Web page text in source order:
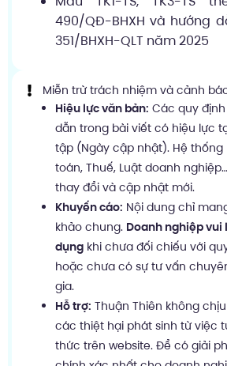
490/QĐ-BHXH và hướng
351/BHXH-QLT năm 2025
Miễn trừ trách nhiệm và cảnh
Hiệu lực văn bản: Các quy
dẫn trong bài viết có hiệu lực
tập (Ngày cập nhật). Hệ thống
toán, Thuế, Luật doanh
thay đổi và cập nhật mới.
Khuyến cáo: Nội dung chỉ
khảo chung. Doanh nghiệp vui
dụng khi chưa đối chiếu với
hoặc chưa có sự tư vấn
gia.
Hỗ trợ: Thuận Thiên không
các thiệt hại phát sinh từ việc
thức trên website. Để có giải